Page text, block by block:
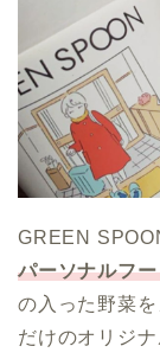
GREEN
パーソナルフ
の入った野菜
だけのオリジ